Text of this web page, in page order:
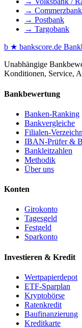
→ Commerzbank
→ Postbank
→ Targobank
b ★ bankscore.de
Unabhängige
Konditionen, Service,
Bankbewertung
Banken-Ranking
Bankvergleiche
Filialen-
IBAN-Prüfer &
Bankleitzahlen
Methodik
Über uns
Konten
Girokonto
Tagesgeld
Festgeld
Sparkonto
Investieren & Kredit
Wertpapierdepot
ETF-Sparplan
Kryptobörse
Ratenkredit
Baufinanzierung
Kreditkarte